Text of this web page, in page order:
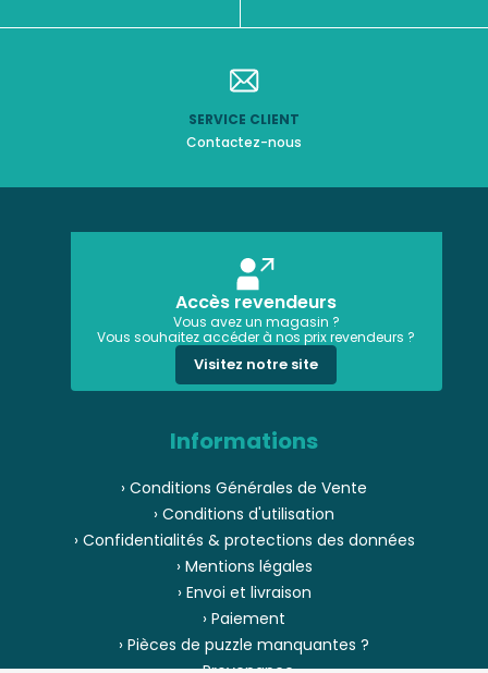
SERVICE CLIENT
Contactez-nous
Accès revendeurs
Vous avez un magasin ?
Vous souhaitez accéder à nos prix revendeurs ?
Visitez notre site
Informations
› Conditions Générales de Vente
› Conditions d'utilisation
› Confidentialités & protections des données
› Mentions légales
› Envoi et livraison
› Paiement
› Pièces de puzzle manquantes ?